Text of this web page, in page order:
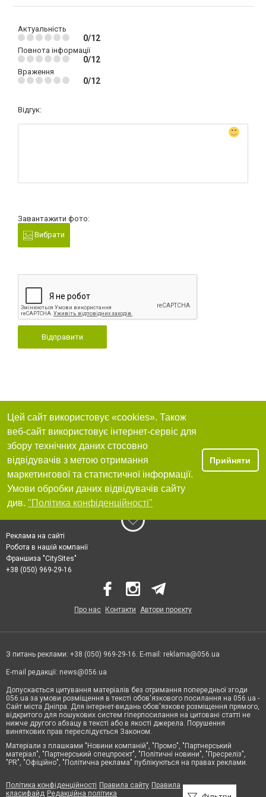
Актуальність
0/12
Повнота інформації
0/12
Враження
0/12
Відгук:
Завантажити фото:
Вибрати
Відправити
Цей сайт використовує «cookies». Також
веб-сайт використовує інтернет-сервіс для
збору технічних даних стосовно
відвідувачів з метою отримання
маркетингової та статистичної інформації.
Умови обробки даних відвідувачів сайту
див. "Політика конфіденційності"
Прийняти
Реклама на сайті
Робота в нашій компанії
Франшиза "CitySites"
+38 (050) 969-29-16
Про нас Контакти Автори проєкту
З питань реклами: +38 (050) 969-29-16. E-mail: reklama@056.ua
E-mail редакції: news@056.ua
Допускається цитування матеріалів без отримання попередньої згоди
056.ua за умови розміщення в тексті обов'язкового посилання на 056.ua -
Сайт міста Дніпра. Для інтернет-видань обов'язкове розміщення прямого,
відкритого для пошукових систем гіперпосилання на цитовані статті не
нижче другого абзацу в тексті або в якості джерела. Порушення
виняткових прав переслідується Законом.
Матеріали з плашками "Новини компаній", "Промо", "Партнерський
матеріал", "Партнерський спецпроєкт", "Політичні новини", "Пресреліз",
"PR", "Офіційно", "Політична реклама" публікуються на правах реклами.
Політика конфіденційності Правила сайту Правила
класифайд Редакційна політика